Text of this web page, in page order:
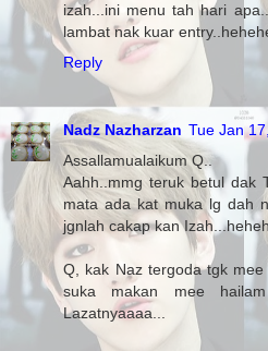
izah...ini menu tah hari
lambat nak kuar
Reply
Nadz Nazharzan Tue Jan
Assallamualaikum Q..
Aahh..mmg teruk betul dak
mata ada kat muka lg dah
jgnlah cakap kan
Q, kak Naz tergoda tgk
suka makan mee
Lazatnyaaaa...